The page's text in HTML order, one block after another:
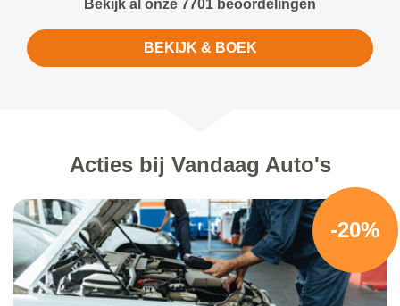
Bekijk al onze 7701 beoordelingen
BEKIJK & BOEK
Acties bij Vandaag Auto's
-20%